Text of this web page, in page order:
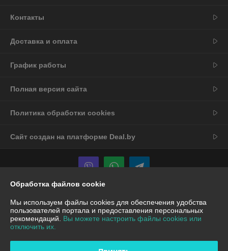
Контакты
Доставка и оплата
График работы
Полная версия сайта
Политика обработки cookies
Сайт создан на платформе Deal.by
Информация для покупателя
Юридическое лицо:ООО "Вокруг техники"
ул.Лазо 16, помещение 10, 220102, г.Минск,
Регистрационный номер ЕГР: 193138994
Обработка файлов cookie
Мы используем файлы cookies для обеспечения удобства
пользователей портала и предоставления персональных
рекомендаций. Вы можете настроить файлы cookies или
отключить их.